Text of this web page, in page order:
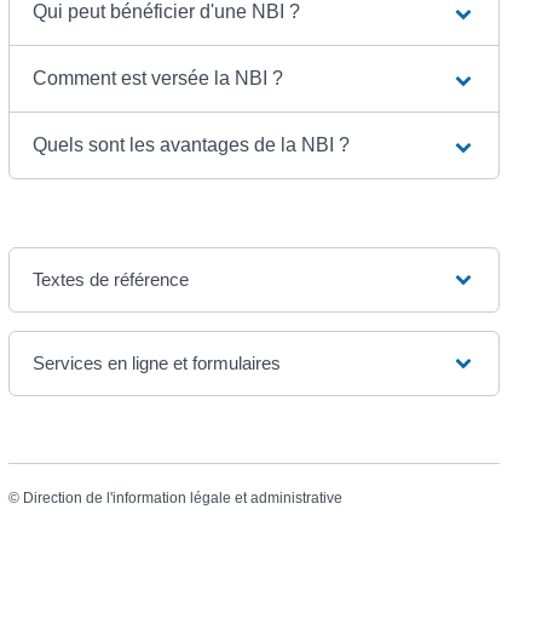
Qui peut bénéficier d'une NBI ?
Comment est versée la NBI ?
Quels sont les avantages de la NBI ?
Textes de référence
Services en ligne et formulaires
© Direction de l'information légale et administrative